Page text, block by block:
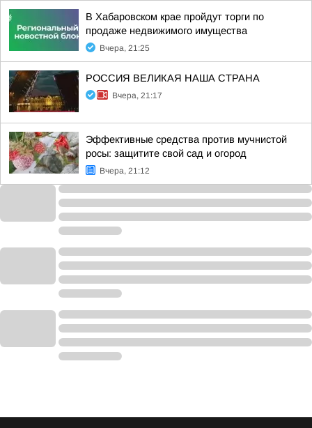
В Хабаровском крае пройдут торги по
продаже недвижимого имущества
Вчера, 21:25
РОССИЯ ВЕЛИКАЯ НАША СТРАНА
Вчера, 21:17
Эффективные средства против мучнистой
росы: защитите свой сад и огород
Вчера, 21:12